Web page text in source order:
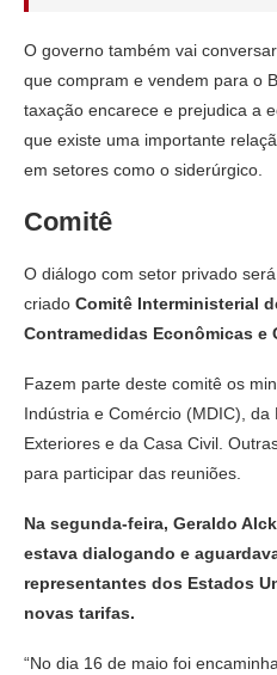
O governo também vai
que compram e vendem para o
taxação encarece e prejudica a
que existe uma importante
em setores como o siderúrgico.
Comitê
O diálogo com setor privado
criado Comitê Interministerial
Contramedidas Econômicas e
Fazem parte deste comitê os
Indústria e Comércio (MDIC),
Exteriores e da Casa Civil.
para participar das reuniões.
Na segunda-feira, Geraldo
estava dialogando e
representantes dos Estados
novas tarifas.
“No dia 16 de maio foi